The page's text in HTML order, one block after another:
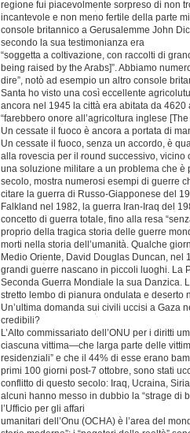
regione fui piacevolmente sorpreso di non
incantevole e non meno fertile della parte
console britannico a Gerusalemme John
secondo la sua testimonianza era
“soggetta a coltivazione, con raccolti di
being raised by the Arabs]”. Abbiamo
dire”, notò ad esempio un altro console
Santa ho visto una così eccellente
ancora nel 1945 la città era abitata da 4620
“farebbero onore all’agricoltura inglese
Un cessate il fuoco è ancora a portata di
Un cessate il fuoco, senza un accordo, è
alla rovescia per il round successivo, vicino
una soluzione militare a un problema che è
secolo, mostra numerosi esempi di guerre
citare la guerra di Russo-Giapponese del
Falkland nel 1982, la guerra Iran-Iraq del
concetto di guerra totale, fino alla resa
proprio della tragica storia delle guerre
morti nella storia dell’umanità. Qualche
Medio Oriente, David Douglas Duncan, nel
grandi guerre nascano in piccoli luoghi. La
Seconda Guerra Mondiale la sua Danzica.
stretto lembo di pianura ondulata e deserto
Un’ultima domanda sui civili uccisi a Gaza
credibili?
L’Alto commissariato dell’ONU per i diritti
ciascuna vittima—che larga parte delle
residenziali” e che il 44% di esse erano
primi 100 giorni post-7 ottobre, sono stati
conflitto di questo secolo: Iraq, Ucraina,
alcuni hanno messo in dubbio la “strage di
l’Ufficio per gli affari
umanitari dell’Onu (OCHA) è l’area del